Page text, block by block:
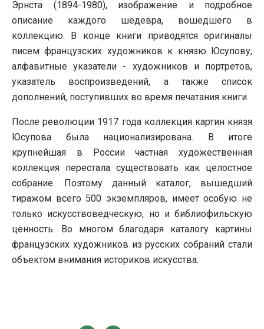
Эрнста (1894-1980), изображение и подробное
описание каждого шедевра, вошедшего в
коллекцию. В конце книги приводятся оригиналы
писем французских художников к князю Юсупову,
алфавитные указатели - художников и портретов,
указатель воспроизведений, а также список
дополнений, поступивших во время печатания книги.
После революции 1917 года коллекция картин князя
Юсупова была национализирована. В итоге
крупнейшая в России частная художественная
коллекция перестала существовать как целостное
собрание. Поэтому данный каталог, вышедший
тиражом всего 500 экземпляров, имеет особую не
только искусствоведческую, но и библиофильскую
ценность. Во многом благодаря каталогу картины
французских художников из русских собраний стали
объектом внимания историков искусства.